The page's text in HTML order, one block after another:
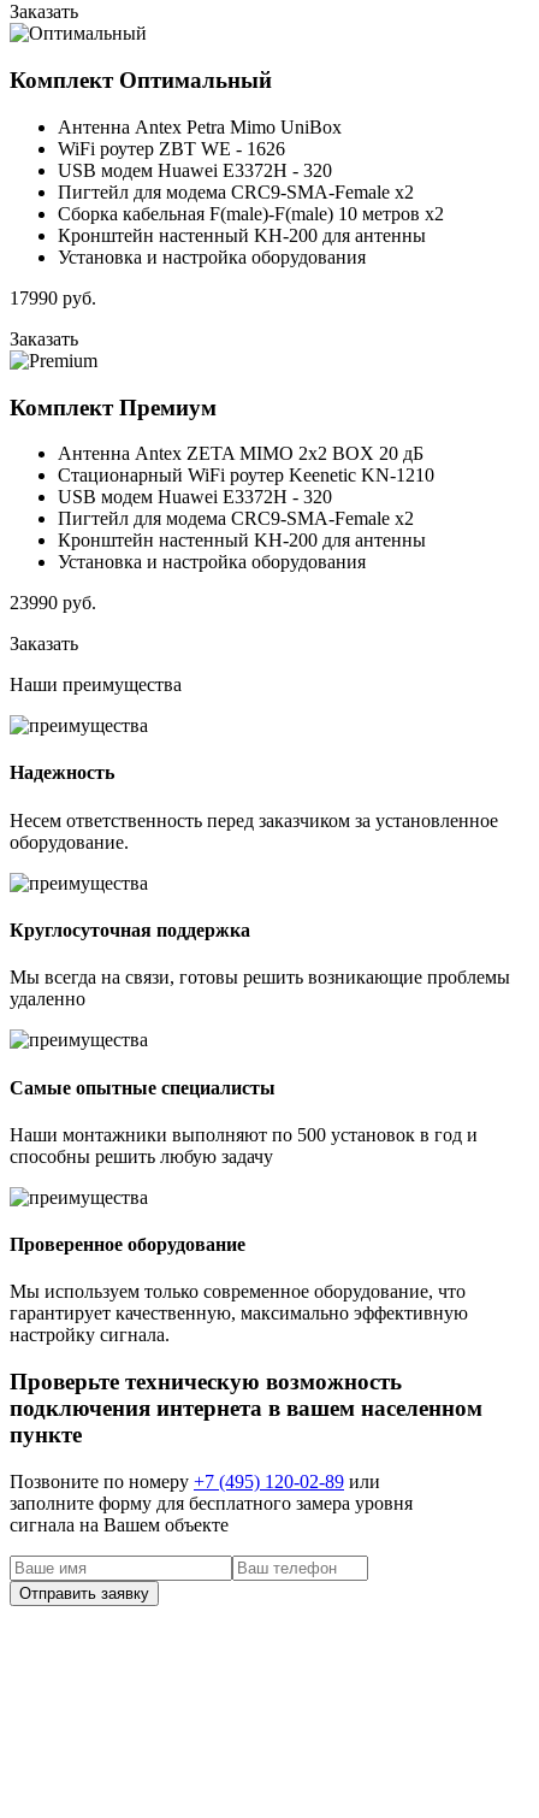
Заказать
Комплект Оптимальный
Антенна Antex Petra Mimo UniBox
WiFi роутер ZBT WE - 1626
USB модем Huawei E3372H - 320
Пигтейл для модема CRC9-SMA-Female x2
Сборка кабельная F(male)-F(male) 10 метров x2
Кронштейн настенный KH-200 для антенны
Установка и настройка оборудования
17990 руб.
Заказать
КомплектПремиум
Антенна Antex ZETA MIMO 2x2 BOX 20 дБ
Стационарный WiFi роутер Keenetic KN-1210
USB модем Huawei E3372H - 320
Пигтейл для модема CRC9-SMA-Female x2
Кронштейн настенный KH-200 для антенны
Установка и настройка оборудования
23990 руб.
Заказать
Наши преимущества
Надежность
Несем ответственность перед заказчиком за установленное
оборудование.
Круглосуточная поддержка
Мы всегда на связи, готовы решить возникающие проблемы
удаленно
Самые опытные специалисты
Наши монтажники выполняют по 500 установок в год и
способны решить любую задачу
Проверенное оборудование
Мы используем только современное оборудование, что
гарантирует качественную, максимально эффективную
настройку сигнала.
Проверьте техническую возможность
подключения интернета в вашем населенном
пункте
Позвоните по номеру +7 (495) 120-02-89 или
заполните форму для бесплатного замера уровня
сигнала на Вашем объекте